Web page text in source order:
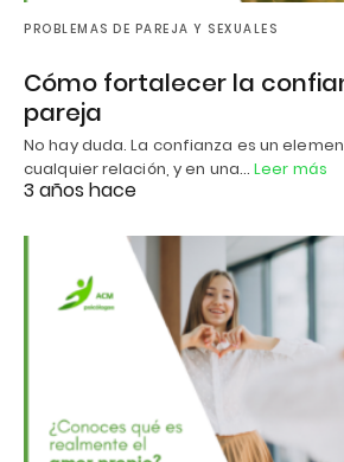
PROBLEMAS DE PAREJA Y SEXUALES
Cómo fortalecer la
pareja
No hay duda. La confianza es un
cualquier relación, y en una…Leer más
3 años hace